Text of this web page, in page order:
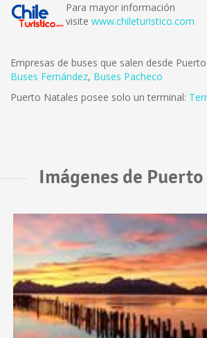
Para mayor información
visite www.chileturistico.com
Empresas de buses que salen desde
Buses Fernández, Buses Pacheco
Puerto Natales posee solo un terminal:
Imágenes de